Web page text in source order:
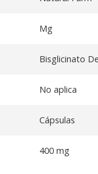
Mg
Bisglicinato
No aplica
Cápsulas
400 mg